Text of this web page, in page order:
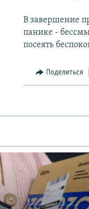
В завершение
панике -
посеять
Поделиться